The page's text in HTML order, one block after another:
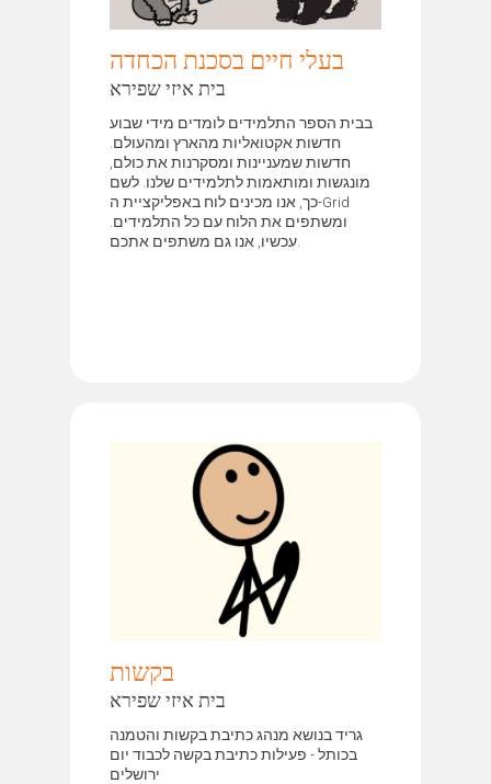
בעלי חיים בסכנת הכחדה
בית איזי שפירא
בבית הספר התלמידים לומדים מידי שבוע
חדשות אקטואליות מהארץ ומהעולם.
חדשות שמעניינות ומסקרנות את כולם,
מונגשות ומותאמות לתלמידים שלנו. לשם
כך, אנו מכינים לוח באפליקציית ה-Grid
ומשתפים את הלוח עם כל התלמידים.
בקשות
בית איזי שפירא
גריד בנושא מנהג כתיבת בקשות והטמנה
בכותל - פעילות כתיבת בקשה לכבוד יום
ירושלים